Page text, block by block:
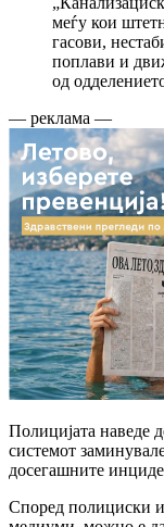
меѓу кои
гасови,
поплави и
од
— реклама —
Полицијата наведе
системот
досегашните
Според полициски